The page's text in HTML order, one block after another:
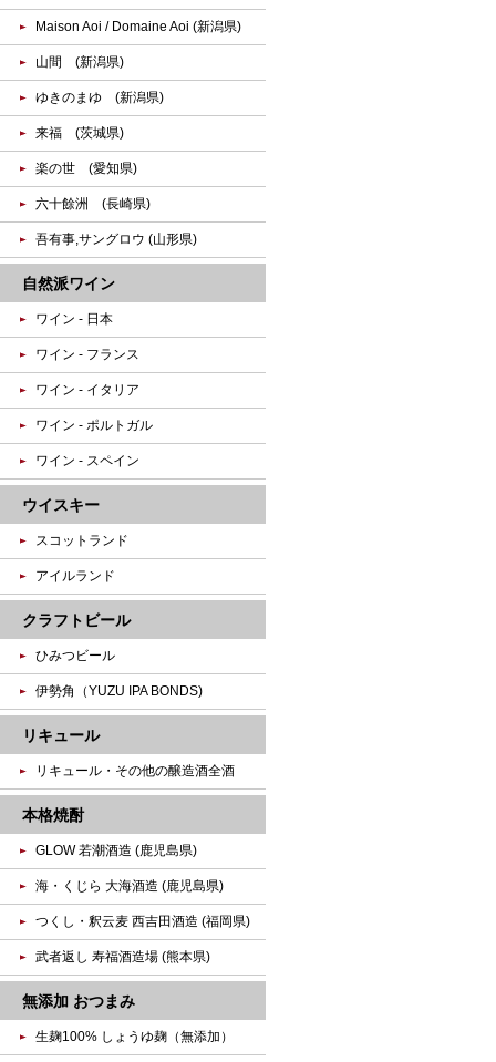
Maison Aoi / Domaine Aoi (新潟県)
山間 (新潟県)
ゆきのまゆ (新潟県)
来福 (茨城県)
楽の世 (愛知県)
六十餘洲 (長崎県)
吾有事,サングロウ (山形県)
自然派ワイン
ワイン - 日本
ワイン - フランス
ワイン - イタリア
ワイン - ポルトガル
ワイン - スペイン
ウイスキー
スコットランド
アイルランド
クラフトビール
ひみつビール
伊勢角（YUZU IPA BONDS)
リキュール
リキュール・その他の醸造酒全酒
本格焼酎
GLOW 若潮酒造 (鹿児島県)
海・くじら 大海酒造 (鹿児島県)
つくし・釈云麦 西吉田酒造 (福岡県)
武者返し 寿福酒造場 (熊本県)
無添加 おつまみ
生麹100% しょうゆ麹（無添加）